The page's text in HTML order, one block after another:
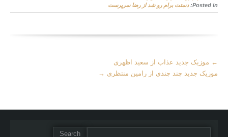
Posted in: دستت برام رو شد از رضا سرپرست
More
Articles
← موزیک جدید عذاب از سعید اظهری
موزیک جدید چند چندی از رامین منتظری →